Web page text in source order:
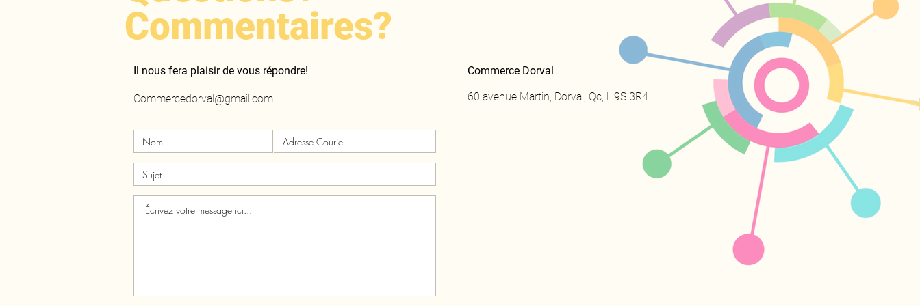
Commentaires?
Il nous fera plaisir de vous répondre!
Commerce Dorval
60 avenue Martin, Dorval, Qc, H9S 3R4
Commercedorval@gmail.com